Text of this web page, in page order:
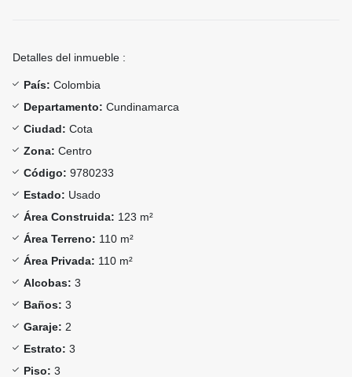
Detalles del inmueble :
País: Colombia
Departamento: Cundinamarca
Ciudad: Cota
Zona: Centro
Código: 9780233
Estado: Usado
Área Construida: 123 m²
Área Terreno: 110 m²
Área Privada: 110 m²
Alcobas: 3
Baños: 3
Garaje: 2
Estrato: 3
Piso: 3